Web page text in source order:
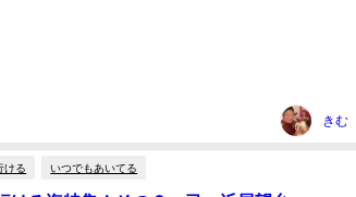
きむ
ける いつでもあいてる